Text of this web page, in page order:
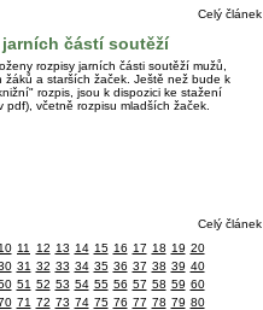
Celý článek
částí soutěží
rozpisy jarních části soutěží mužů,
žáků a starších žaček. Ještě než bude k
rozpis, jsou k dispozici ke stažení
pdf), včetně rozpisu mladších žaček.
Celý článek
10 11 12 13 14 15 16 17 18 19 20
31 32 33 34 35 36 37 38 39 40
51 52 53 54 55 56 57 58 59 60
71 72 73 74 75 76 77 78 79 80